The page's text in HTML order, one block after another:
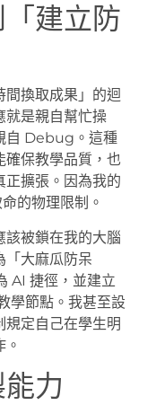
建立防
間換取成果」的迴
就是親自幫忙操
自 Debug。這種
確保教學品質，也
正擴張。因為我的
的物理限制。
該被鎖在我的大腦
「大麻瓜防呆
AI 捷徑，並建立
節點。我甚至設
規定自己在學生明
力